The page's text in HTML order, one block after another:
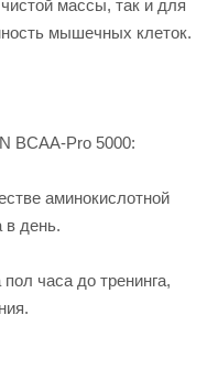
массы, так и для
мышечных клеток.
BCAA-Pro 5000:
аминокислотной
в день.
часа до тренинга,